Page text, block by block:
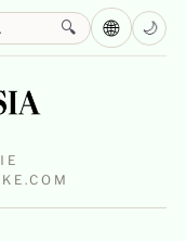
🔍 🌐 🌙